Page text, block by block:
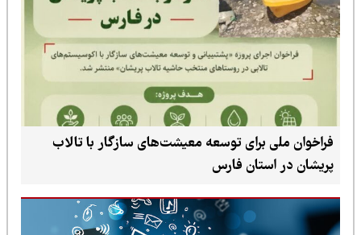
فراخوان ملی برای توسعه معیشت‌های سازگار با تالاب
پریشان در استان فارس